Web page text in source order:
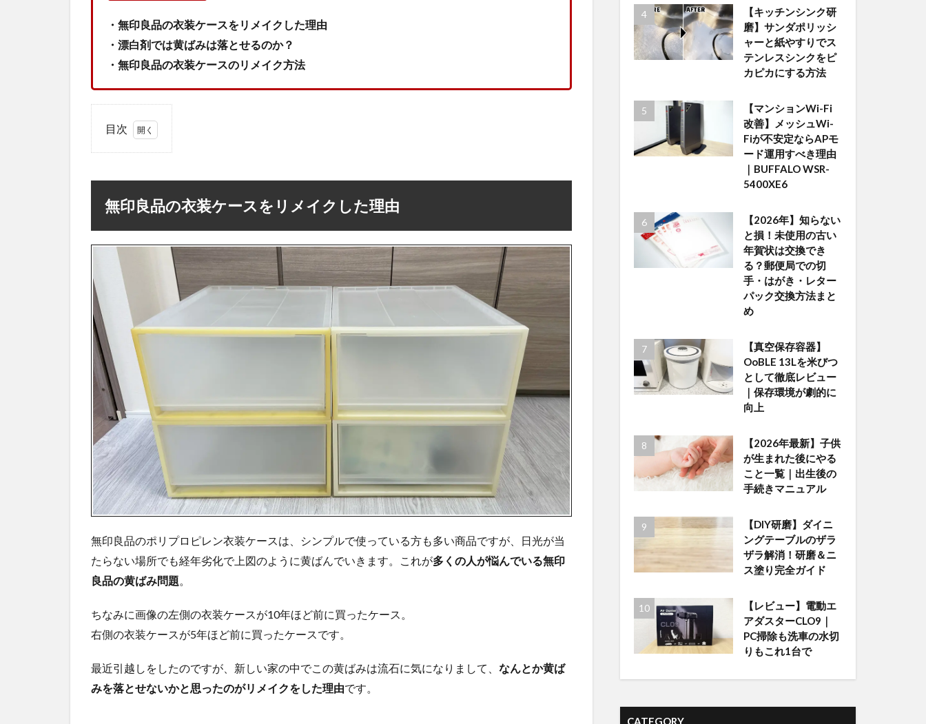
・無印良品の衣装ケースをリメイクした理由
・漂白剤では黄ばみは落とせるのか？
・無印良品の衣装ケースのリメイク方法
目次
印
品
リ
メ
イ
ク
し
た
理
由
1.1
最初
は買
い直
しを
しま
2
黄ば
みは
るの
無印良品の衣装ケースをリメイクした理由
無印良品のポリプロピレン衣装ケースは、シンプルで使っている方も多い商品ですが、日光が当
たらない場所でも経年劣化で上図のように黄ばんでいきます。これが多くの人が悩んでいる無印
良品の黄ばみ問題。
ちなみに画像の左側の衣装ケースが10年ほど前に買ったケース。
右側の衣装ケースが5年ほど前に買ったケースです。
最近引越しをしたのですが、新しい家の中でこの黄ばみは流石に気になりまして、 なんとか黄ば
みを落とせないかと思ったのがリメイクをした理由です。
【キッチンシンク研
磨】サンダポリッシ
ャーと紙やすりでス
テンレスシンクをピ
カピカにする方法
【マンションWi-Fi
改善】メッシュWi-
Fiが不安定ならAPモ
ード運用すべき理由
｜BUFFALO WSR-
5400XE6
【2026年】知らない
と損！未使用の古い
年賀状は交換でき
る？郵便局での切
手・はがき・レター
パック交換方法まと
め
【真空保存容器】
OoBLE 13Lを米びつ
として徹底レビュー
｜保存環境が劇的に
向上
【2026年最新】子供
が生まれた後にやる
こと一覧｜出生後の
手続きマニュアル
【DIY研磨】ダイニ
ングテーブルのザラ
ザラ解消！研磨＆ニ
ス塗り完全ガイド
【レビュー】電動エ
アダスターCLO9｜
PC掃除も洗車の水切
りもこれ1台で
CATEGORY